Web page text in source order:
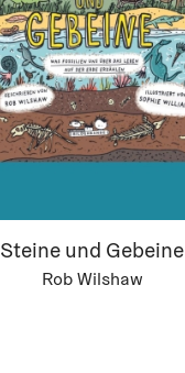
Steine und Gebeine
Rob Wilshaw